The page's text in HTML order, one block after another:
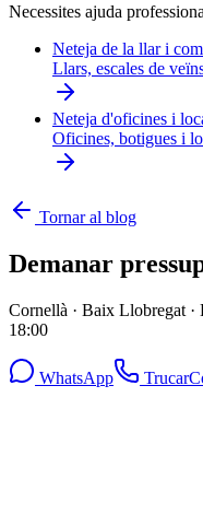
Necessites ajuda
Neteja de la llar i
Llars, escales de
Neteja d'oficines i
Oficines, botigues i
Tornar al blog
Demanar
Cornellà · Baix Llobregat ·
18:00
WhatsApp Trucar